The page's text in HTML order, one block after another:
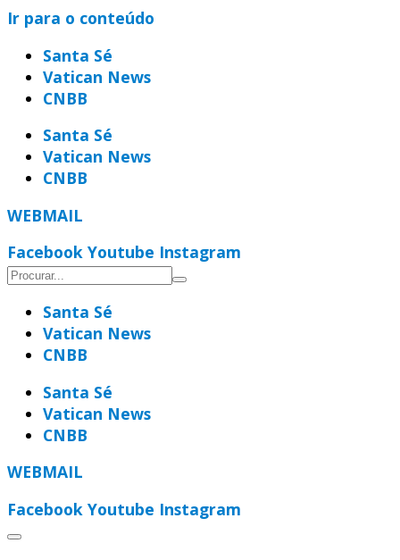
Ir para o conteúdo
Santa Sé
Vatican News
CNBB
Santa Sé
Vatican News
CNBB
WEBMAIL
Facebook Youtube Instagram
Santa Sé
Vatican News
CNBB
Santa Sé
Vatican News
CNBB
WEBMAIL
Facebook Youtube Instagram